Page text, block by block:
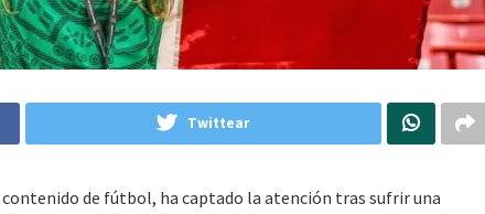
Twittear
de fútbol, ha captado la atención tras sufrir una